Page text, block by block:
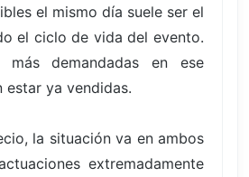
el mismo día suele ser el
el ciclo de vida del evento.
más demandadas en ese
estar ya vendidas.
la situación va en ambos
extremadamente